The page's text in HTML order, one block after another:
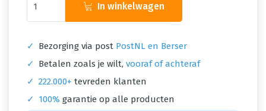
In winkelwagen
✓ Bezorging via post PostNL en Berser
✓
Betalen zoals je wilt, vooraf of achteraf
✓ 222.000+ tevreden klanten
✓
100% garantie op alle producten